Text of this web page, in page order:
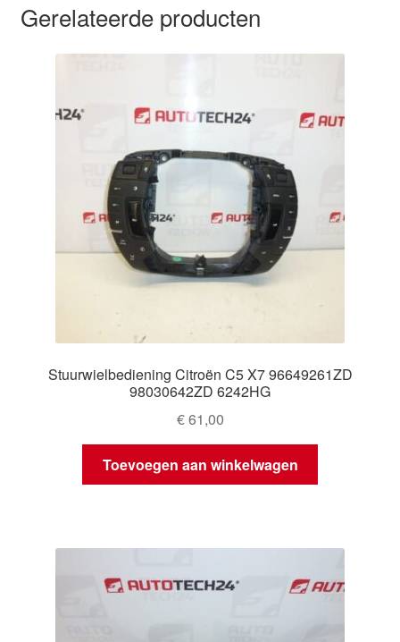
Gerelateerde producten
Stuurwielbediening Citroën C5 X7 96649261ZD
98030642ZD 6242HG
€61,00
Toevoegen aan winkelwagen